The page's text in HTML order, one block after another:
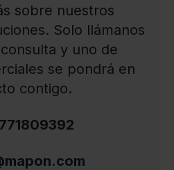
sobre nuestros
Solo llámanos
y uno de
se pondrá en
contigo.